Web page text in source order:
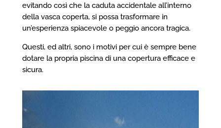
evitando così che la caduta accidentale all’interno
della vasca coperta, si possa trasformare in
un’esperienza spiacevole o peggio ancora tragica.
Questi, ed altri, sono i motivi per cui è sempre bene
dotare la propria piscina di una copertura efficace e
sicura.